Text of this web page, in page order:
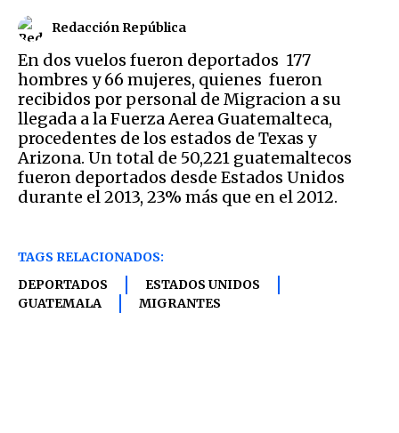
Redacción República
En dos vuelos fueron deportados 177
hombres y 66 mujeres, quienes fueron
recibidos por personal de Migracion a su
llegada a la Fuerza Aerea Guatemalteca,
procedentes de los estados de Texas y
Arizona. Un total de 50,221 guatemaltecos
fueron deportados desde Estados Unidos
durante el 2013, 23% más que en el 2012.
TAGS RELACIONADOS:
DEPORTADOS
ESTADOS UNIDOS
GUATEMALA
MIGRANTES